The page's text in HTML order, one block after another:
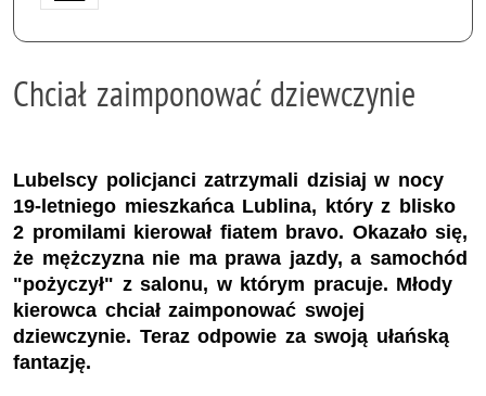
Chciał zaimponować dziewczynie
Lubelscy policjanci zatrzymali dzisiaj w nocy
19-letniego mieszkańca Lublina, który z blisko
2 promilami kierował fiatem bravo. Okazało się,
że mężczyzna nie ma prawa jazdy, a samochód
"pożyczył" z salonu, w którym pracuje. Młody
kierowca chciał zaimponować swojej
dziewczynie. Teraz odpowie za swoją ułańską
fantazję.